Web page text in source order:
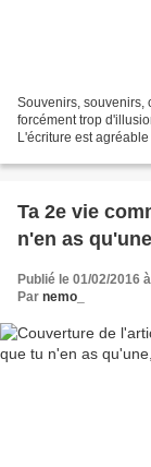
Souvenirs, souvenirs,
forcément trop
L'écriture est
Ta 2e vie
n'en as
Publié le 01/02/2016
Par nemo_